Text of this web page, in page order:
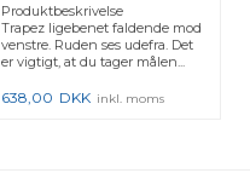
Produktbeskrivelse
Trapez ligebenet faldende mod
venstre. Ruden ses udefra. Det
er vigtigt, at du tager målen...
638,00 DKK inkl. moms